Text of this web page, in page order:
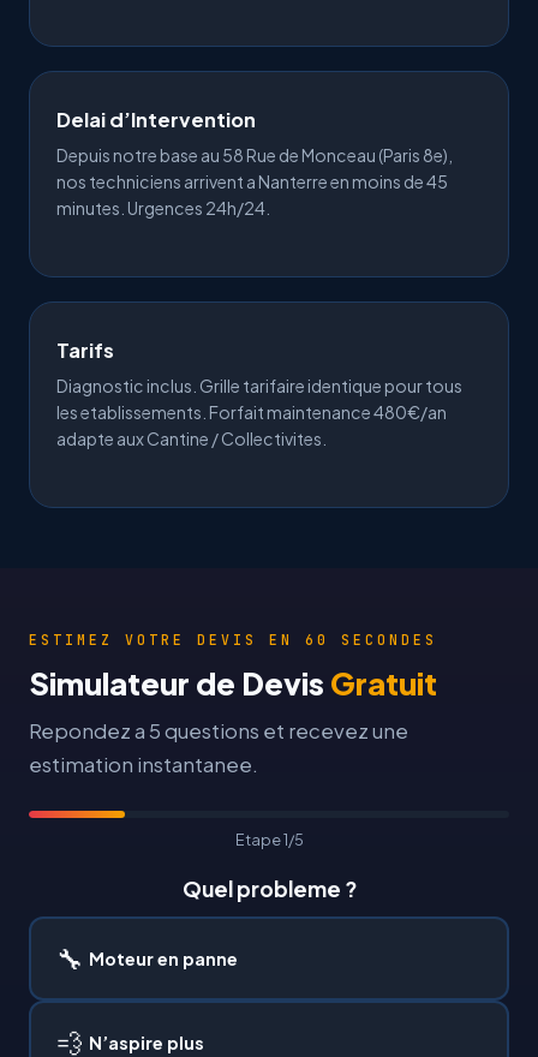
Delai d’Intervention
Depuis notre base au 58 Rue de Monceau (Paris 8e),
nos techniciens arrivent a Nanterre en moins de 45
minutes. Urgences 24h/24
Tarifs
Diagnostic inclus. Grille tarifaire identique pour tous
les etablissements. Forfait maintenance 480€/an
adapte aux Cantine / Collectivites.
ESTIMEZ VOTRE DEVIS EN 60 SECONDES
Simulateur de Devis Gratuit
Repondez a 5 questions et recevez une
estimation instantanee.
Etape 1/5
Quel probleme ?
🔧 Moteur en panne
💨 N’aspire plus